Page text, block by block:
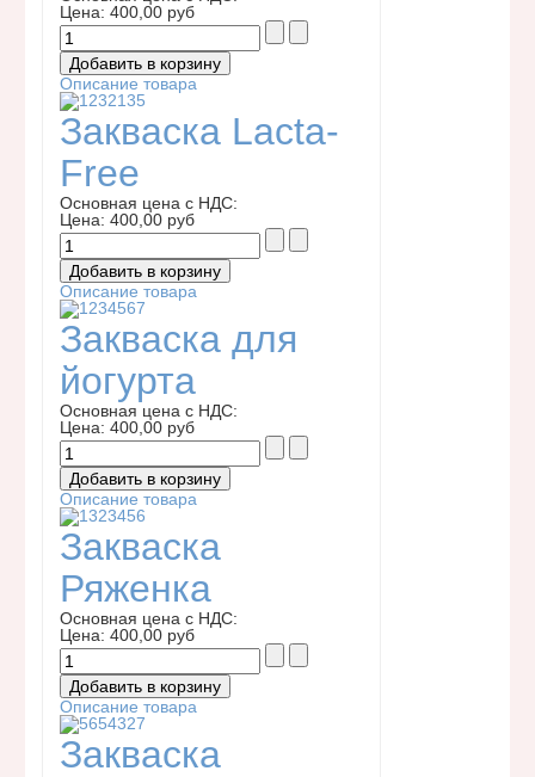
Цена: 400,00 руб
Описание товара
Закваска Lacta-
Free
Основная цена с НДС:
Цена: 400,00 руб
Описание товара
Закваска для
йогурта
Основная цена с НДС:
Цена: 400,00 руб
Описание товара
Закваска
Ряженка
Основная цена с НДС:
Цена: 400,00 руб
Описание товара
Закваска